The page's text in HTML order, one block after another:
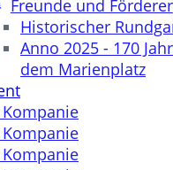
Freunde und Förderer
Historischer
Anno 2025 - 170
dem Marienplatz
Kompanie